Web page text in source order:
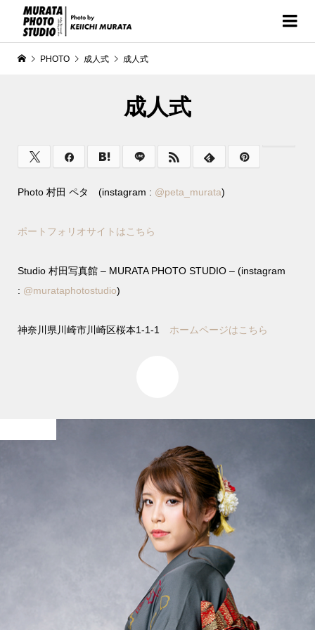
PHOTO 成人式 成人式
成人式
Photo 村田 ペタ (instagram : @peta_murata)
ポートフォリオサイトはこちら
Studio 村田写真館 – MURATA PHOTO STUDIO – (instagram
: @murataphotostudio)
神奈川県川崎市川崎区桜本1-1-1 ホームページはこちら